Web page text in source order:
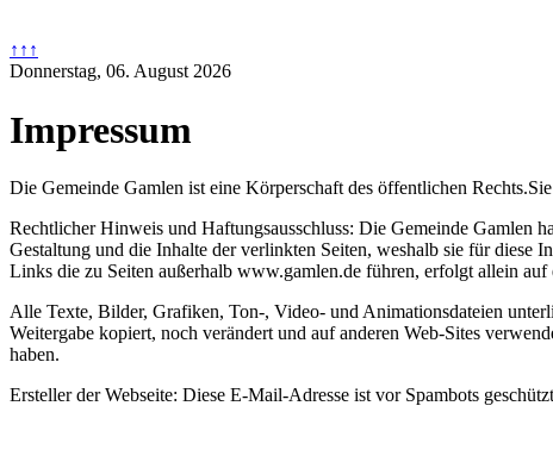
↑↑↑
Donnerstag, 06. August 2026
Impressum
Die Gemeinde Gamlen ist eine Körperschaft des öffentlichen
Rechtlicher Hinweis und Haftungsausschluss: Die Gemeinde Gamlen
Gestaltung und die Inhalte der verlinkten Seiten, weshalb sie für
Links die zu Seiten außerhalb www.gamlen.de führen, erfolgt allein auf
Alle Texte, Bilder, Grafiken, Ton-, Video- und Animationsdateien
Weitergabe kopiert, noch verändert und auf anderen Web-Sites
haben.
Ersteller der Webseite: Diese E-Mail-Adresse ist vor Spambots